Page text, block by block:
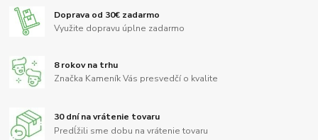
Doprava od 30€ zadarmo
Využite dopravu úplne zadarmo
8 rokov na trhu
Značka Kameník Vás presvedčí o kvalite
30 dní na vrátenie tovaru
Predĺžili sme dobu na vrátenie tovaru